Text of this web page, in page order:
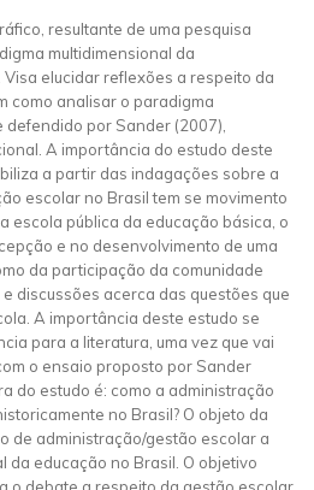
resultante de uma pesquisa
multidimensional da
elucidar reflexões a respeito da
como analisar o paradigma
por Sander (2007),
A importância do estudo deste
a partir das indagações sobre a
escolar no Brasil tem se movimento
escola pública da educação básica, o
e no desenvolvimento de uma
da participação da comunidade
discussões acerca das questões que
A importância deste estudo se
para a literatura, uma vez que vai
o ensaio proposto por Sander
do estudo é: como a administração
no Brasil? O objeto da
de administração/gestão escolar a
educação no Brasil. O objetivo